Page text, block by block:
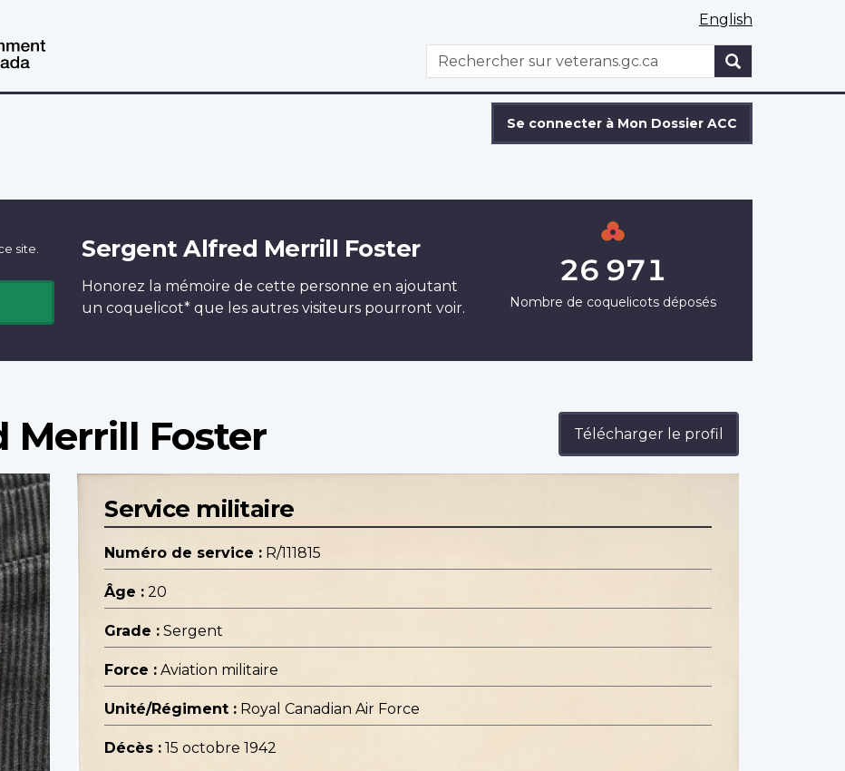
English
WxT
Search
Rechercher
Se connecter à Mon Dossier ACC
site. Sergent Alfred Merrill Foster
Honorez la mémoire de cette personne en ajoutant
un coquelicot* que les autres visiteurs pourront voir.
26 971
Nombre de coquelicots déposés
Merrill Foster Télécharger le profil
Service militaire
Numéro de service : R/111815
Âge : 20
Grade : Sergent
Force : Aviation militaire
Unité/Régiment : Royal Canadian Air Force
Décès : 15 octobre 1942